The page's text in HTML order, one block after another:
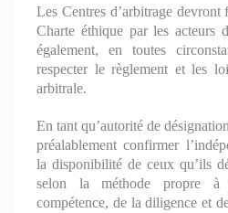
Les Centres d’arbitrage devront
Charte éthique par les acteurs
également, en toutes
respecter le règlement et les
arbitrale.
En tant qu’autorité de
préalablement confirmer
la disponibilité de ceux qu’ils
selon la méthode propre à
compétence, de la diligence et